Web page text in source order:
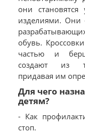
они
изделиями. Они -
обувь.
частью и
создают из
придавая им
Для чего
детям?
- Как
стоп.